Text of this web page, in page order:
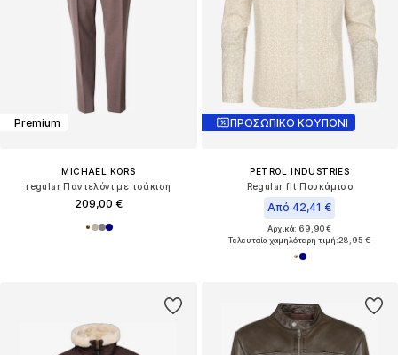
Premium
MICHAEL KORS
regular Παντελόνι με τσάκιση
209,00 €
ΠΡΟΣΩΠΙΚΟ ΚΟΥΠΟΝΙ
PETROL INDUSTRIES
Regular fit Πουκάμισο
Από 42,41 €
Αρχικά: 69,90 €
Τελευταία χαμηλότερη τιμή:28,95 €